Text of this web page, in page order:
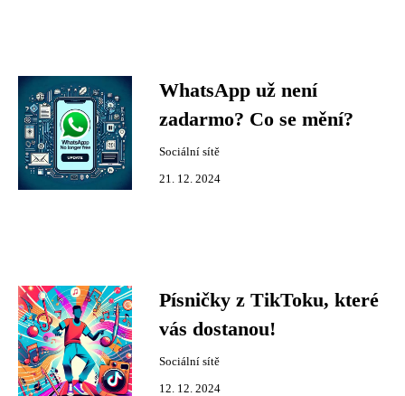
WhatsApp už není
zadarmo? Co se mění?
Sociální sítě
21. 12. 2024
Písničky z TikToku, které
vás dostanou!
Sociální sítě
12. 12. 2024